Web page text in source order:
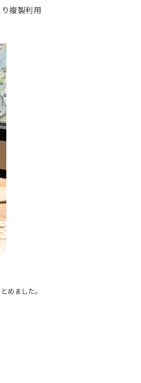
複製利用
めました。